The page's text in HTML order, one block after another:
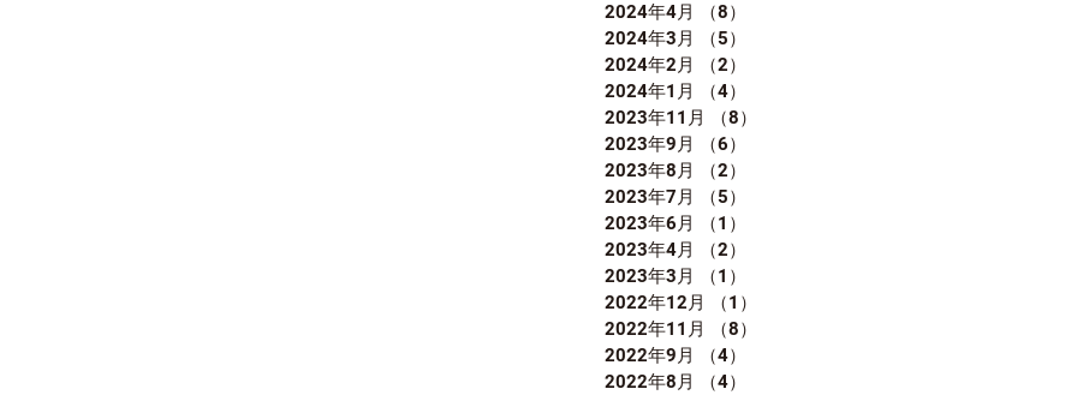
2024年4月
（8）
2024年3月
（5）
2024年2月
（2）
2024年1月
（4）
2023年11月
（8）
2023年9月
（6）
2023年8月
（2）
2023年7月
（5）
2023年6月
（1）
2023年4月
（2）
2023年3月
（1）
2022年12月
（1）
2022年11月
（8）
2022年9月
（4）
2022年8月
（4）